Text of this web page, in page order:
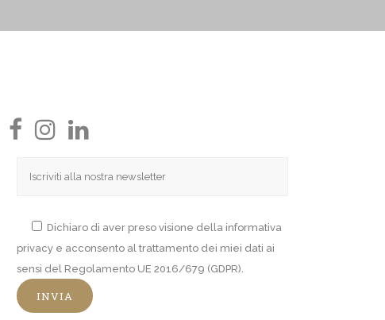
Dichiaro di aver preso visione della informativa
privacy e acconsento al trattamento dei miei dati ai
sensi del Regolamento UE 2016/679 (GDPR).